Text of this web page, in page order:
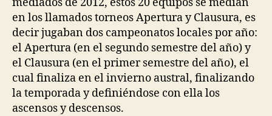
en los llamados torneos Apertura y Clausura, es
decir jugaban dos campeonatos locales por año:
el Apertura (en el segundo semestre del año) y
el Clausura (en el primer semestre del año), el
cual finaliza en el invierno austral, finalizando
la temporada y definiéndose con ella los
ascensos y descensos.